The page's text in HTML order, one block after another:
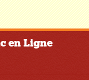
en Ligne